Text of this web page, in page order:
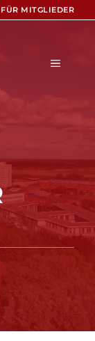
MITGLIEDER
MENÜ